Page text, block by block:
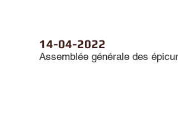
14-04-2022
Assemblée générale des